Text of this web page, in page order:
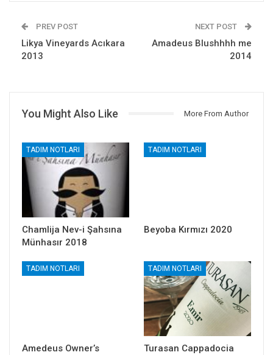
PREV POST
Likya Vineyards Acıkara
2013
NEXT POST
Amadeus Blushhhh me
2014
You Might Also Like More From Author
TADIM NOTLARI
Chamlija Nev-i Şahsına
Münhasır 2018
TADIM NOTLARI
Beyoba Kırmızı 2020
TADIM NOTLARI
Amedeus Owner’s
TADIM NOTLARI
Turasan Cappadocia